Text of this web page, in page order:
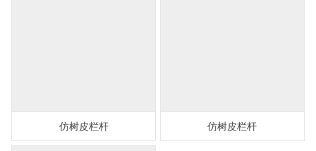
仿树皮栏杆 仿树皮栏杆